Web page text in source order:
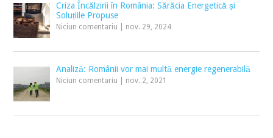
Criza Încălzirii în România: Sărăcia Energetică și
Soluțiile Propuse
Niciun comentariu nov. 29, 2024
Analiză: Românii vor mai multă energie regenerabilă
Niciun comentariu nov. 2, 2021